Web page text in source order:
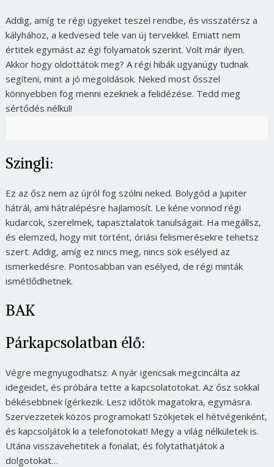
Addig, amíg te régi ügyeket teszel rendbe, és visszatérsz a
kályhához, a kedvesed tele van új tervekkel. Emiatt nem
értitek egymást az égi folyamatok szerint. Volt már ilyen.
Akkor hogy oldottátok meg? A régi hibák ugyanúgy tudnak
segíteni, mint a jó megoldások. Neked most ősszel
könnyebben fog menni ezeknek a felidézése. Tedd meg
sértődés nélkül!
Szingli:
Ez az ősz nem az újról fog szólni neked. Bolygód a Jupiter
hátrál, ami hátralépésre hajlamosít. Le kéne vonnod régi
kudarcok, szerelmek, tapasztalatok tanulságait. Ha megállsz,
és elemzed, hogy mit történt, óriási felismerésekre tehetsz
szert. Addig, amíg ez nincs meg, nincs sok esélyed az
ismerkedésre. Pontosabban van esélyed, de régi minták
ismétlődhetnek.
BAK
Párkapcsolatban élő:
Végre megnyugodhatsz. A nyár igencsak megcincálta az
idegeidet, és próbára tette a kapcsolatotokat. Az ősz sokkal
békésebbnek ígérkezik. Lesz időtök magatokra, egymásra.
Szervezzetek közös programokat! Szökjetek el hétvégenként,
és kapcsoljátok ki a telefonotokat! Megy a világ nélkületek is.
Utána visszavehetitek a fonalat, és folytathatjátok a
dolgotokat…